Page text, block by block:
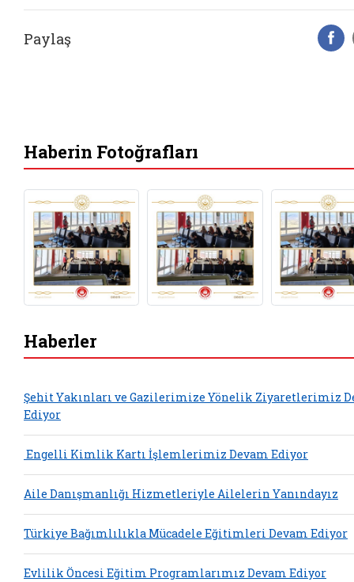
Paylaş
Haberin Fotoğrafları
Haberler
Şehit Yakınları ve Gazilerimize Yönelik Ziyaretlerimiz
Ediyor
Engelli Kimlik Kartı İşlemlerimiz Devam Ediyor
Aile Danışmanlığı Hizmetleriyle Ailelerin Yanındayız
Türkiye Bağımlılıkla Mücadele Eğitimleri Devam Ediyor
Evlilik Öncesi Eğitim Programlarımız Devam Ediyor